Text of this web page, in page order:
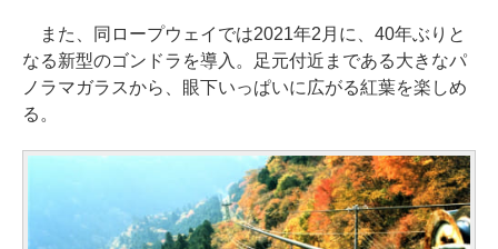
また、同ロープウェイでは2021年2月に、40年ぶりと
なる新型のゴンドラを導入。足元付近まである大きなパ
ノラマガラスから、眼下いっぱいに広がる紅葉を楽しめ
る。